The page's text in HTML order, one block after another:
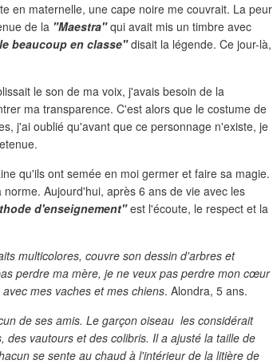
en maternelle, une cape noire me couvrait. La peur
de la "Maestra"qui avait mis un timbre avec
beaucoup en classe"disait la légende. Ce jour-là,
le son de ma voix, j'avais besoin de la
ma transparence. C'est alors que le costume de
j'ai oublié qu'avant que ce personnage n'existe, je
qu'ils ont semée en moi germer et faire sa magie.
Aujourd'hui, après 6 ans de vie avec les
d'enseignement"est l'écoute, le respect et la
multicolores, couvre son dessin d'arbres et
perdre ma mère, je ne veux pas perdre mon cœur
mes vaches et mes chiens. Alondra, 5 ans.
de ses amis. Le garçon oiseau les considérait
des vautours et des colibris. Il a ajusté la taille de
se sente au chaud à l'intérieur de la litière de